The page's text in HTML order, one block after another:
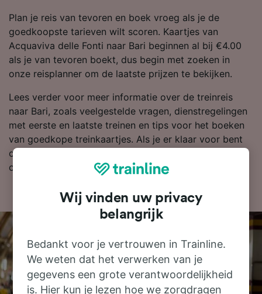
Plan je reis van tevoren en boek vroeg als je de
goedkoopste tarieven wilt scoren. Kaartjes van
Acquaviva delle Fonti naar Bari beginnen al bij €4.00
als je van tevoren boekt, dus begin met zoeken in
onze reisplanner om de laatste prijzen te bekijken.
Lees verder voor meer informatie over de treinreis
naar Bari, zoals veelgestelde vragen, dienstregelingen
met eerste en laatste treinen en tips voor het boeken
van goedkope treinkaartjes. Als je er klaar voor bent
om te boeken, zoek je kaartjes dan vandaag nog bij
ons naar goedkope treinkaartjes.
Wij vinden uw privacy
belangrijk
Bedankt voor je vertrouwen in Trainline.
We weten dat het verwerken van je
gegevens een grote verantwoordelijkheid
is. Hier kun je lezen hoe we zorgdragen